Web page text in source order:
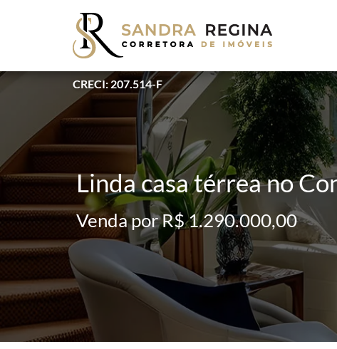
CRECI: 207.514-F
Linda casa térrea no
Venda por R$ 1.290.000,00